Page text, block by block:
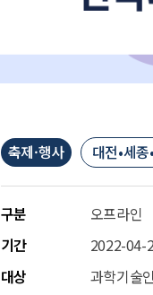
축제·행사 대전•세종
구분
오프라인
기간
2022-04-
대상
과학기술인